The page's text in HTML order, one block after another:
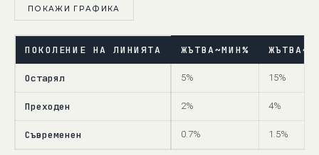
ПОКАЖИ ГРАФИКА
ПОКОЛЕНИЕ НА ЛИНИЯТА ЖЪТВА~МИН%
Остарял 5% 15%
Преходен 2% 4%
Съвременен 0.7% 1.5%